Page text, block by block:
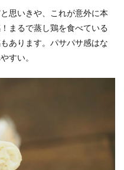
思いきや、これが意外に本
まるで蒸し鶏を食べている
あります。パサパサ感はな
すい。